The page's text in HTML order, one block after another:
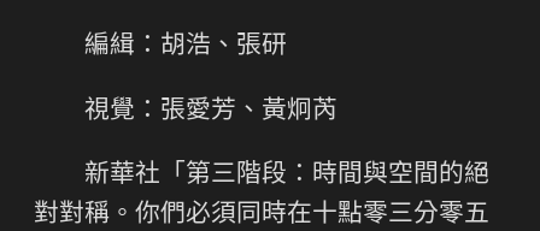
編緝：胡浩、張研
視覺：張愛芳、黃炯芮
新華社「第三階段：時間與空間的絕
對對稱。你們必須同時在十點零三分零五